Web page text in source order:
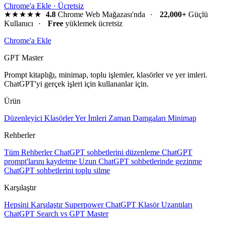
Chrome'a Ekle · Ücretsiz
★★★★★ 4.8Chrome Web Mağazası'nda · 22,000+Güçlü
Kullanıcı
· Free yüklemek ücretsiz
Chrome'a Ekle
GPT Master
Prompt kitaplığı, minimap, toplu işlemler, klasörler ve yer imleri.
ChatGPT'yi gerçek işleri için kullananlar için.
Ürün
Düzenleyici KlasörlerYer İmleri Zaman Damgaları Minimap
Rehberler
Tüm RehberlerChatGPT sohbetlerini düzenleme ChatGPT
prompt'larını kaydetme Uzun ChatGPT sohbetlerinde gezinme
ChatGPT sohbetlerini toplu silme
Karşılaştır
Hepsini Karşılaştır Superpower ChatGPT Klasör Uzantıları
ChatGPT Search vs GPT Master